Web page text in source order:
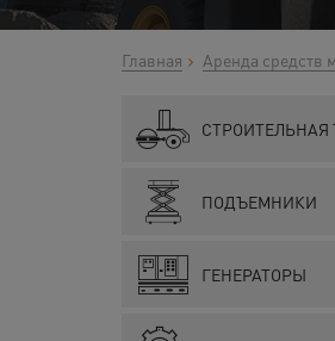
Главная Аренда средств
СТРОИТЕЛЬНАЯ
ПОДЪЕМНИКИ
ГЕНЕРАТОРЫ